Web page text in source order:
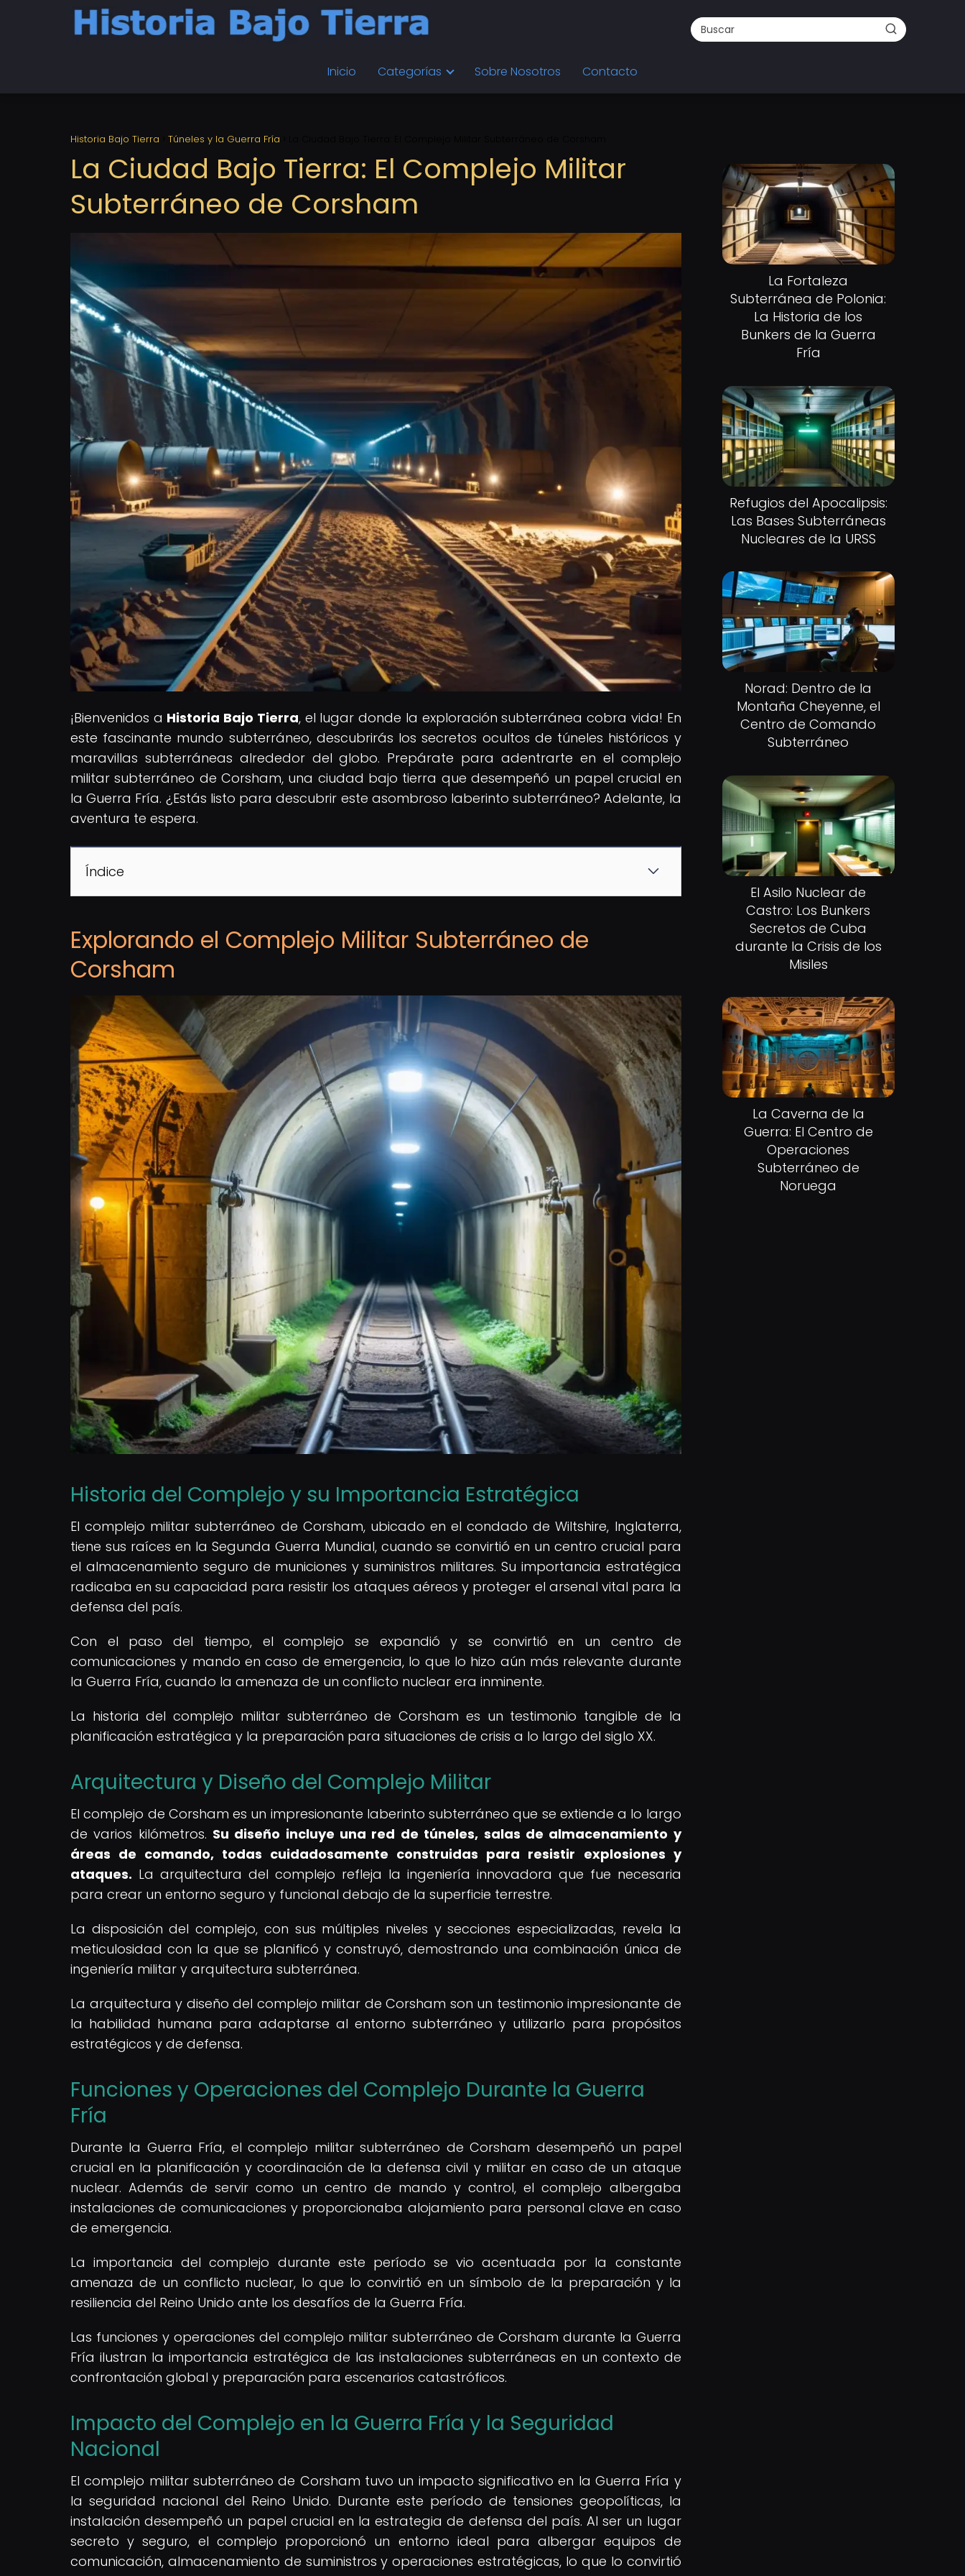
Inicio Categorías Sobre Nosotros Contacto
Historia Bajo Tierra Túneles y la Guerra Fría
La Ciudad Bajo Tierra: El Complejo Militar
Subterráneo de Corsham
¡Bienvenidos a Historia Bajo Tierra, el lugar donde la exploración subterránea cobra vida! En
este fascinante mundo subterráneo, descubrirás los secretos ocultos de túneles históricos y
maravillas subterráneas alrededor del globo. Prepárate para adentrarte en el complejo
militar subterráneo de Corsham, una ciudad bajo tierra que desempeñó un papel crucial en
la Guerra Fría. ¿Estás listo para descubrir este asombroso laberinto subterráneo? Adelante, la
aventura te espera.
Índice
Explorando el Complejo Militar Subterráneo de
Corsham
Historia del Complejo y su Importancia Estratégica
El complejo militar subterráneo de Corsham, ubicado en el condado de Wiltshire, Inglaterra,
tiene sus raíces en la Segunda Guerra Mundial, cuando se convirtió en un centro crucial para
el almacenamiento seguro de municiones y suministros militares. Su importancia estratégica
radicaba en su capacidad para resistir los ataques aéreos y proteger el arsenal vital para la
defensa del país.
Con el paso del tiempo, el complejo se expandió y se convirtió en un centro de
comunicaciones y mando en caso de emergencia, lo que lo hizo aún más relevante durante
la Guerra Fría, cuando la amenaza de un conflicto nuclear era inminente.
La historia del complejo militar subterráneo de Corsham es un testimonio tangible de la
planificación estratégica y la preparación para situaciones de crisis a lo largo del siglo XX.
Arquitectura y Diseño del Complejo Militar
El complejo de Corsham es un impresionante laberinto subterráneo que se extiende a lo largo
de varios kilómetros. Su diseño incluye una red de túneles, salas de almacenamiento y
áreas de comando, todas cuidadosamente construidas para resistir explosiones y
ataques. La arquitectura del complejo refleja la ingeniería innovadora que fue necesaria
para crear un entorno seguro y funcional debajo de la superficie terrestre.
La disposición del complejo, con sus múltiples niveles y secciones especializadas, revela la
meticulosidad con la que se planificó y construyó, demostrando una combinación única de
ingeniería militar y arquitectura subterránea.
La arquitectura y diseño del complejo militar de Corsham son un testimonio impresionante de
la habilidad humana para adaptarse al entorno subterráneo y utilizarlo para propósitos
estratégicos y de defensa.
Funciones y Operaciones del Complejo Durante la Guerra
Fría
Durante la Guerra Fría, el complejo militar subterráneo de Corsham desempeñó un papel
crucial en la planificación y coordinación de la defensa civil y militar en caso de un ataque
nuclear. Además de servir como un centro de mando y control, el complejo albergaba
instalaciones de comunicaciones y proporcionaba alojamiento para personal clave en caso
de emergencia.
La importancia del complejo durante este período se vio acentuada por la constante
amenaza de un conflicto nuclear, lo que lo convirtió en un símbolo de la preparación y la
resiliencia del Reino Unido ante los desafíos de la Guerra Fría.
Las funciones y operaciones del complejo militar subterráneo de Corsham durante la Guerra
Fría ilustran la importancia estratégica de las instalaciones subterráneas en un contexto de
confrontación global y preparación para escenarios catastróficos.
Impacto del Complejo en la Guerra Fría y la Seguridad
Nacional
El complejo militar subterráneo de Corsham tuvo un impacto significativo en la Guerra Fría y
la seguridad nacional del Reino Unido. Durante este período de tensiones geopolíticas, la
instalación desempeñó un papel crucial en la estrategia de defensa del país. Al ser un lugar
secreto y seguro, el complejo proporcionó un entorno ideal para albergar equipos de
comunicación, almacenamiento de suministros y operaciones estratégicas, lo que lo convirtió
La Fortaleza
Subterránea de Polonia:
La Historia de los
Bunkers de la Guerra
Fría
Refugios del Apocalipsis:
Las Bases Subterráneas
Nucleares de la URSS
Norad: Dentro de la
Montaña Cheyenne, el
Centro de Comando
Subterráneo
El Asilo Nuclear de
Castro: Los Bunkers
Secretos de Cuba
durante la Crisis de los
Misiles
La Caverna de la
Guerra: El Centro de
Operaciones
Subterráneo de
Noruega